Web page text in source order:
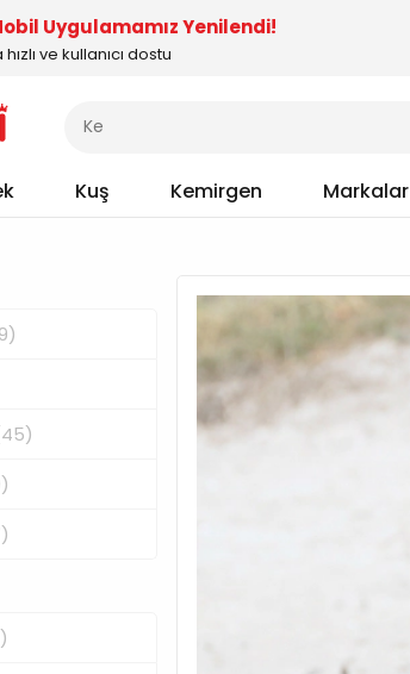
Uygulamamız Yenilendi!
ve kullanıcı dostu
Kuş Kemirgen Markalar